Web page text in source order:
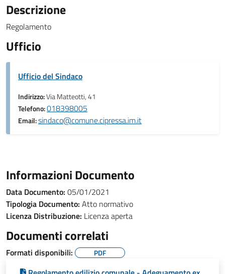
Descrizione
Regolamento
Ufficio
Ufficio del Sindaco
Indirizzo:Via Matteotti, 41
Telefono:018398005
Email:sindaco@comune.cipressa.im.it
Informazioni Documento
Data Documento: 05/01/2021
Tipologia Documento: Atto normativo
Licenza Distribuzione: Licenza aperta
Documenti correlati
Formati disponibili: PDF